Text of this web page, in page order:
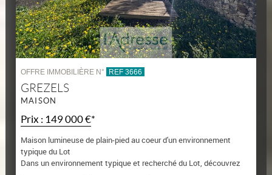
OFFRE IMMOBILIÈRE N° REF 3666
GREZELS
MAISON
Prix : 149 000 €*
Maison lumineuse de plain-pied au coeur d'un environnement
typique du Lot
Dans un environnement typique et recherché du Lot, découvrez